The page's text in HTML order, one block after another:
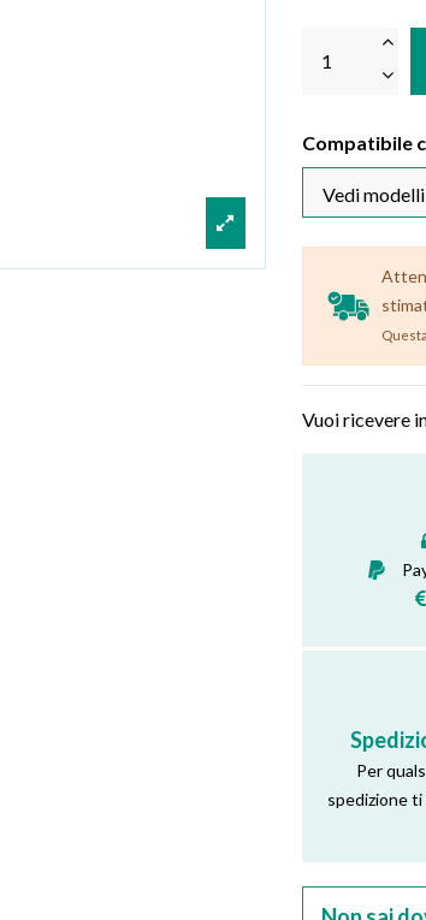
Compatibile
Vuoi ricevere
Per
spedizione